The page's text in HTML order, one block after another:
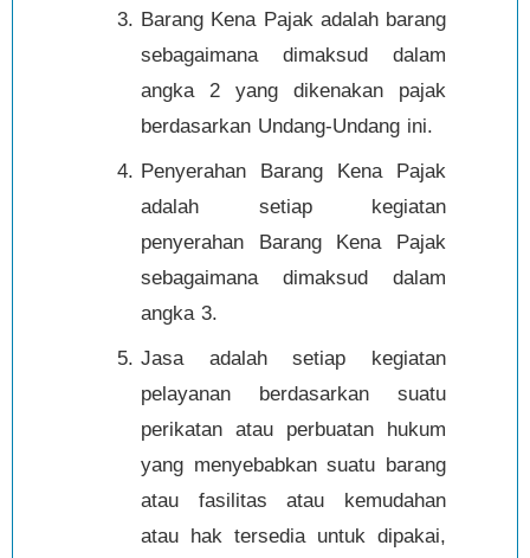
Barang Kena Pajak adalah barang
sebagaimana dimaksud dalam
angka 2 yang dikenakan pajak
berdasarkan Undang-Undang ini.
Penyerahan Barang Kena Pajak
adalah setiap kegiatan
penyerahan Barang Kena Pajak
sebagaimana dimaksud dalam
angka 3.
Jasa adalah setiap kegiatan
pelayanan berdasarkan suatu
perikatan atau perbuatan hukum
yang menyebabkan suatu barang
atau fasilitas atau kemudahan
atau hak tersedia untuk dipakai,